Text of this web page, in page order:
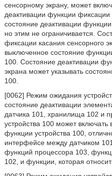
сенсорному экрану, может
деактивации функции фиксации
состояние деактивации
но этим не ограничивается.
фиксации касания сенсорного
выключенное состояние
100. Состояние деактивации
экрана может указывать
100.
[0062] Режим ожидания
состояние деактивации
датчика 101, хранилища 102 и
устройства 100 может включать
функции устройства 100,
интерфейсе между датчиком
функций процессора 103,
102, и функции, которая